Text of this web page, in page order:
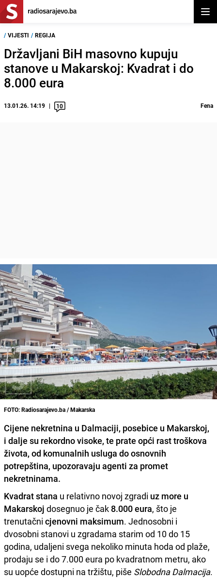
/ VIJESTI / REGIJA
Državljani BiH masovno kupuju
stanove u Makarskoj: Kvadrat i do
8.000 eura
13.01.26. 14:19 10 Fena
FOTO: Radiosarajevo.ba / Makarska
Cijene nekretnina u Dalmaciji, posebice u Makarskoj,
i dalje su rekordno visoke, te prate opći rast troškova
života, od komunalnih usluga do osnovnih
potrepština, upozoravaju agenti za promet
nekretninama.
Kvadrat stana u relativno novoj zgradi uz more u
Makarskoj dosegnuo je čak 8.000 eura, što je
trenutačni cjenovni maksimum. Jednosobni i
dvosobni stanovi u zgradama starim od 10 do 15
godina, udaljeni svega nekoliko minuta hoda od plaže,
prodaju se i do 7.000 eura po kvadratnom metru, ako
su uopće dostupni na tržištu, piše Slobodna Dalmacija.